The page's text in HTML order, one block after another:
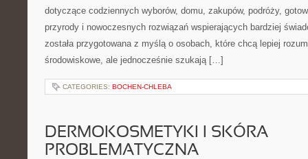
dotyczące codziennych wyborów, domu, zakupów, podróży,
przyrody i nowoczesnych rozwiązań wspierających bardziej
została przygotowana z myślą o osobach, które chcą lepiej
środowiskowe, ale jednocześnie szukają […]
CATEGORIES: BOCHEN-CHLEBA
DERMOKOSMETYKI I SKÓRA
PROBLEMATYCZNA